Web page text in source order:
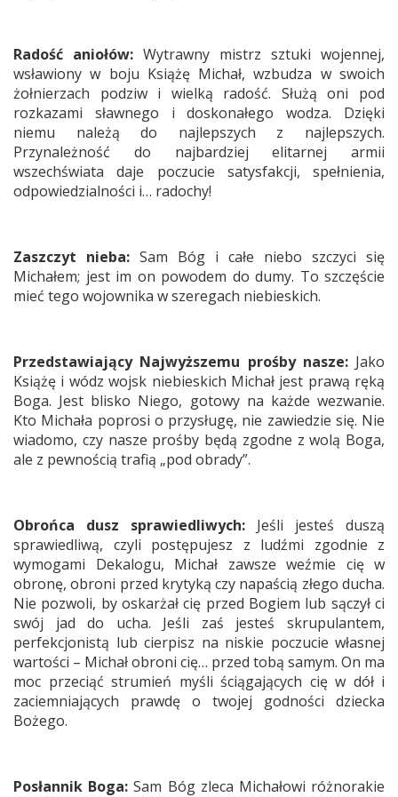
Radość aniołów: Wytrawny mistrz sztuki wojennej,
wsławiony w boju Książę Michał, wzbudza w swoich
żołnierzach podziw i wielką radość. Służą oni pod
rozkazami sławnego i doskonałego wodza. Dzięki
niemu należą do najlepszych z najlepszych.
Przynależność do najbardziej elitarnej armii
wszechświata daje poczucie satysfakcji, spełnienia,
odpowiedzialności i… radochy!
Zaszczyt nieba: Sam Bóg i całe niebo szczyci się
Michałem; jest im on powodem do dumy. To szczęście
mieć tego wojownika w szeregach niebieskich.
Przedstawiający Najwyższemu prośby nasze:Jako
Książę i wódz wojsk niebieskich Michał jest prawą ręką
Boga. Jest blisko Niego, gotowy na każde wezwanie.
Kto Michała poprosi o przysługę, nie zawiedzie się. Nie
wiadomo, czy nasze prośby będą zgodne z wolą Boga,
ale z pewnością trafią „pod obrady”.
Obrońca dusz sprawiedliwych: Jeśli jesteś duszą
sprawiedliwą, czyli postępujesz z ludźmi zgodnie z
wymogami Dekalogu, Michał zawsze weźmie cię w
obronę, obroni przed krytyką czy napaścią złego ducha.
Nie pozwoli, by oskarżał cię przed Bogiem lub sączył ci
swój jad do ucha. Jeśli zaś jesteś skrupulantem,
perfekcjonistą lub cierpisz na niskie poczucie własnej
wartości – Michał obroni cię… przed tobą samym. On ma
moc przeciąć strumień myśli ściągających cię w dół i
zaciemniających prawdę o twojej godności dziecka
Bożego.
Posłannik Boga: Sam Bóg zleca Michałowi różnorakie